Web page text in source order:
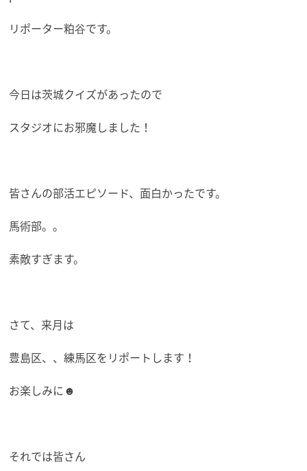
リポーター粕谷です。
今日は茨城クイズがあったので
スタジオにお邪魔しました！
皆さんの部活エピソード、面白かったです。
馬術部。。
素敵すぎます。
さて、来月は
豊島区、、練馬区をリポートします！
お楽しみに☻
それでは皆さん